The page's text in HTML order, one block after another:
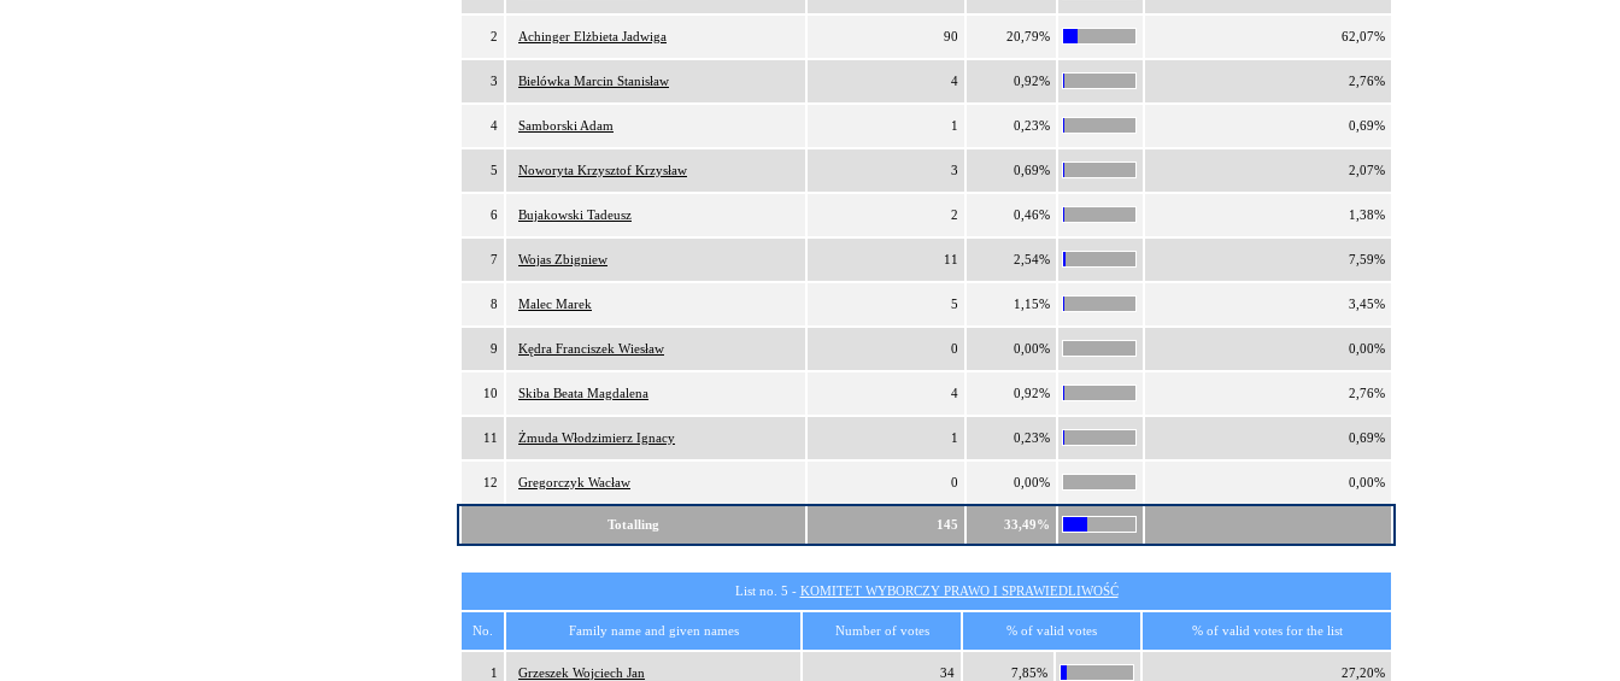
2 Achinger Elżbieta Jadwiga 90 20,79% 62,07%
3 Bielówka Marcin Stanisław 4 0,92% 2,76%
4 Samborski Adam 1 0,23% 0,69%
5 Noworyta Krzysztof Krzysław 3 0,69% 2,07%
6 Bujakowski Tadeusz 2 0,46% 1,38%
7 Wojas Zbigniew 11 2,54% 7,59%
8 Malec Marek 5 1,15% 3,45%
9 Kędra Franciszek Wiesław 0 0,00% 0,00%
10 Skiba Beata Magdalena 4 0,92% 2,76%
11 Żmuda Włodzimierz Ignacy 1 0,23% 0,69%
12 Gregorczyk Wacław 0 0,00% 0,00%
Totalling 145 33,49%
List no. 5 - KOMITET WYBORCZY PRAWO I SPRAWIEDLIWOŚĆ
No. Family name and given names Number of votes % of valid votes % of valid votes for the list
1 Grzeszek Wojciech Jan 34 7,85% 27,20%